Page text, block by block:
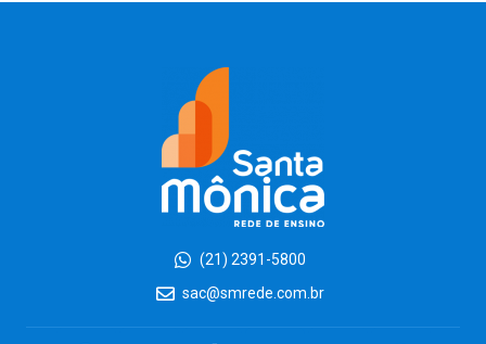
(21) 2391-5800
sac@smrede.com.br